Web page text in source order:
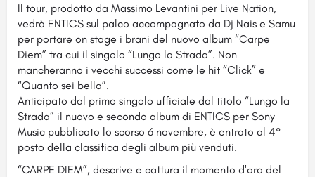
Il tour, prodotto da Massimo Levantini per Live Nation,
vedrà ENTICS sul palco accompagnato da Dj Nais e Samu
per portare on stage i brani del nuovo album “Carpe
Diem” tra cui il singolo “Lungo la Strada”. Non
mancheranno i vecchi successi come le hit “Click” e
“Quanto sei bella”.
Anticipato dal primo singolo ufficiale dal titolo “Lungo la
Strada” il nuovo e secondo album di ENTICS per Sony
Music pubblicato lo scorso 6 novembre, è entrato al 4°
posto della classifica degli album più venduti.
“CARPE DIEM”, descrive e cattura il momento d'oro del